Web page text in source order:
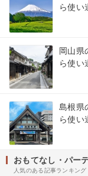
ら使い
岡山県
ら使い
島根県
ら使い
おもてなし・パー
人気のある記事ランキング